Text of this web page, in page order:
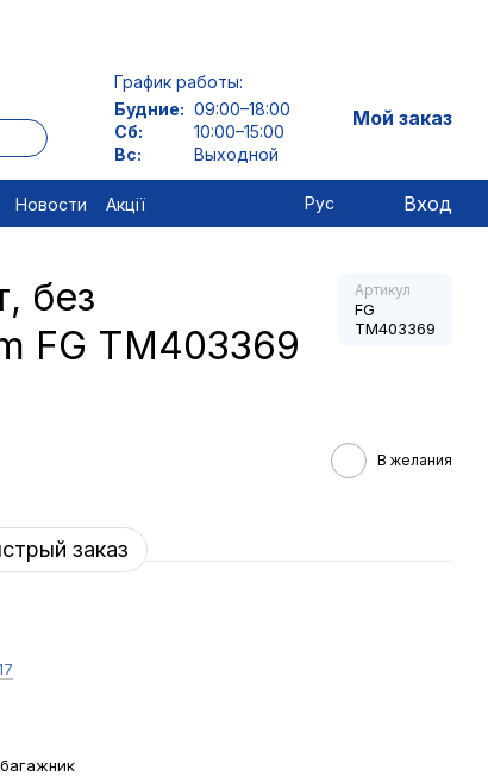
График работы:
Будние: 09:00–18:00
Сб:
10:00–15:00
Вс:
Выходной
Мой заказ
Новости
Акції
Рус Вход
без
FG TM403369
Артикул
FG
TM403369
В желания
заказ